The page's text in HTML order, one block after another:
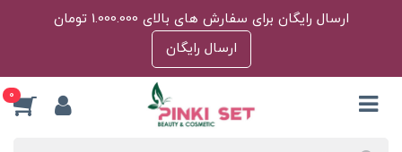
ارسال رایگان برای سفارش های بالای 1.000.000 تومان
ارسال رایگان
0